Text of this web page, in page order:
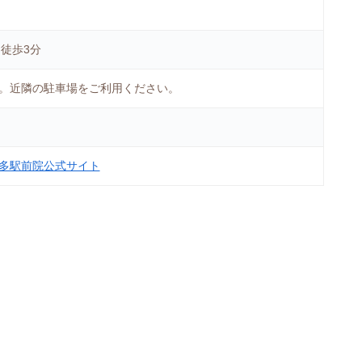
歩3分
近隣の駐車場をご利用ください。
駅前院公式サイト